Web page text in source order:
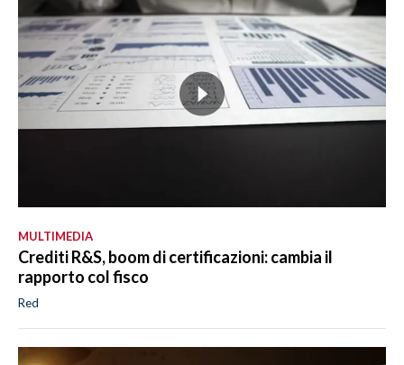
MULTIMEDIA
Crediti R&S, boom di certificazioni: cambia il
rapporto col fisco
Red